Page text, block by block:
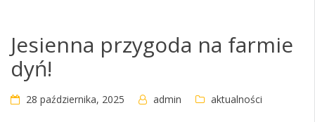
Jesienna przygoda na farmie
dyń!
28 października, 2025 admin aktualności